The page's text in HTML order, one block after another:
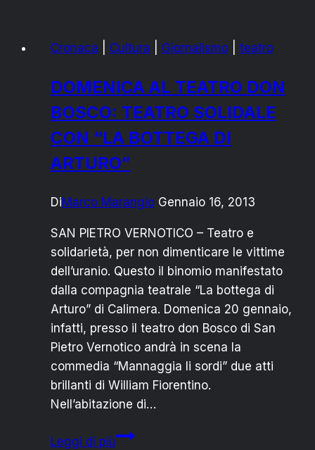
FRANCESCO
A
CAMPO
DI
MARE:
INFO
PREVENDITE
Cronaca Cultura Giornalismo teatro
DOMENICA AL TEATRO DON
BOSCO: TEATRO SOLIDALE
CON “LA BOTTEGA DI
ARTURO”
DiMarco Marangio Gennaio 16, 2013
SAN PIETRO VERNOTICO – Teatro e
solidarietà, per non dimenticare le vittime
dell’uranio. Questo il binomio manifestato
dalla compagnia teatrale “La bottega di
Arturo” di Calimera. Domenica 20 gennaio,
infatti, presso il teatro don Bosco di San
Pietro Vernotico andrà in scena la
commedia “Mannaggia li sordi” due atti
brillanti di William Fiorentino.
Nell’abitazione di…
Leggi di piùDOMENICA